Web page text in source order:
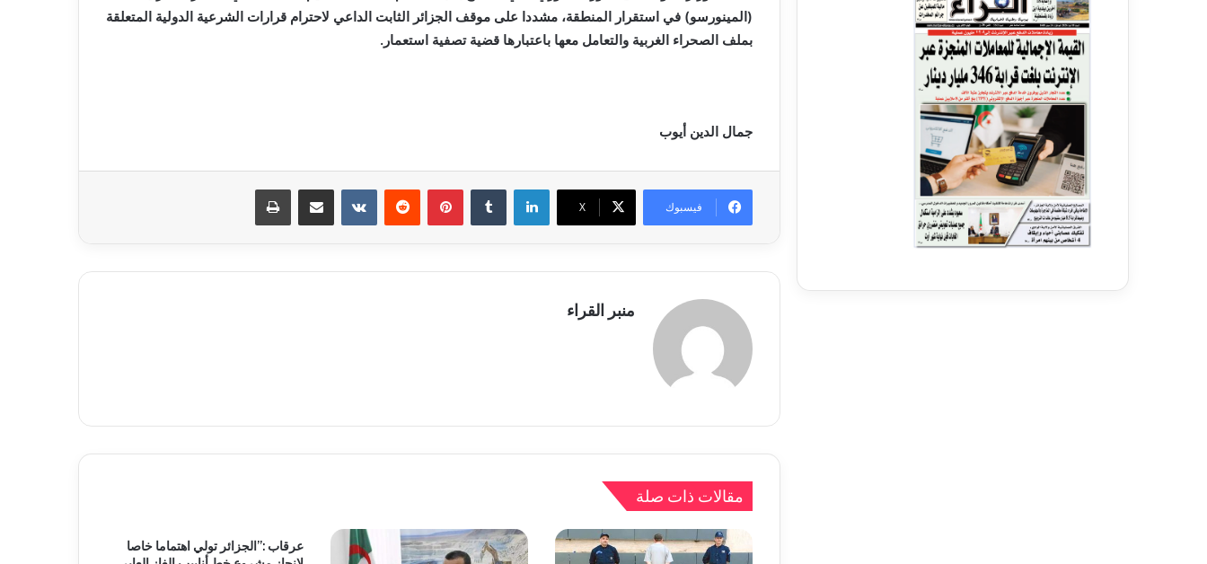
(المينورسو) في استقرار المنطقة، مشددا على موقف الجزائر الثابت الداعي لاحترام قرارات الشرعية الدولية المتعلقة
بملف الصحراء الغربية والتعامل معها باعتبارها قضية تصفية استعمار.
جمال الدين أيوب
فيسبوك X
لينكدإن بينتيريست مشاركة عبر البريد
منبر القراء
مقالات ذات صلة
عرقاب :”الجزائر تولي اهتماما خاصا